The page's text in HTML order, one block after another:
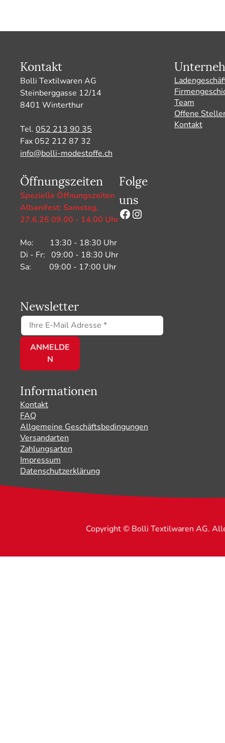
Kontakt
Bolli Textilwaren AG
Steinberggasse 12/14
8401 Winterthur
Tel. 052 213 90 35
Fax 052 212 87 32
info@bolli-modestoffe.ch
Öffnungszeiten
Spezielle Öffnungszeiten
Albanifest: Samstag,
27.6.26 09.00 - 14.00 Uhr
Mo: 13:30 - 18:30 Uhr
Di - Fr: 09:00 - 18:30 Uhr
Sa: 09:00 - 17:00 Uhr
Folge
uns
Facebook
Instagram
Newsletter
Team
Offene
Kontakt
Informationen
Kontakt
FAQ
Allgemeine Geschäftsbedingungen
Versandarten
Zahlungsarten
Impressum
Datenschutzerklärung
Copyright © Bolli Textilwaren AG.